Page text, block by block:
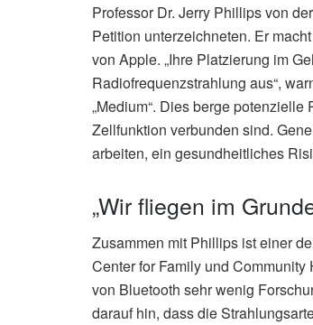
Professor Dr. Jerry Phillips von
Petition unterzeichneten. Er
von Apple. „Ihre Platzierung im
Radiofrequenzstrahlung aus“,
„Medium“. Dies berge
Zellfunktion verbunden sind.
arbeiten, ein gesundheitliches
„Wir fliegen im
Zusammen mit Phillips ist einer
Center for Family und
von Bluetooth sehr wenig
darauf hin, dass die